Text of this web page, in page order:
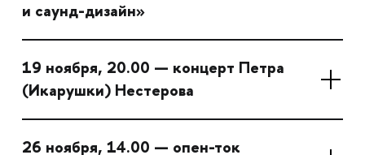
и саунд-дизайн»
19 ноября, 20.00 — концерт Петра
(Икарушки) Нестерова
26 ноября, 14.00 — опен-ток